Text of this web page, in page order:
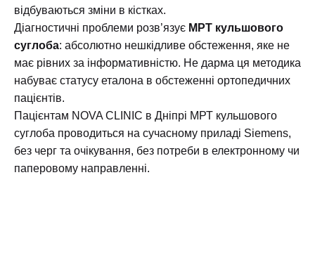
відбуваються зміни в кістках.
Діагностичні проблеми розв’язує МРТ кульшового
суглоба: абсолютно нешкідливе обстеження, яке не
має рівних за інформативністю. Не дарма ця методика
набуває статусу еталона в обстеженні ортопедичних
пацієнтів.
Пацієнтам NOVA CLINIC в Дніпрі МРТ кульшового
суглоба проводиться на сучасному приладі Siemens,
без черг та очікування, без потреби в електронному чи
паперовому направленні.